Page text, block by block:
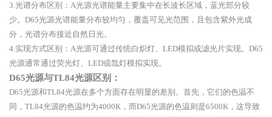
3.光谱分布区别：A光源光谱能量主要集中在长波长区域，蓝光部分较
少。D65光源光谱能量分布较均匀，覆盖可见光范围，且包含紫外光成
分，光谱分布接近自然日光。
4.实现方式区别：A光源可通过传统白炽灯、LED模拟或滤光片实现。D65
光源通常通过荧光灯、LED或氙灯模拟实现。
D65光源与TL84光源区别：
D65光源和TL84光源在多个方面存在明显的差别。首先，它们的色温不
同，TL84光源的色温约为4000K，而D65光源的色温则是6500K，这导致